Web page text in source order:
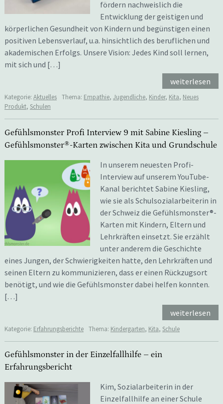
fördern nachweislich die
Entwicklung der geistigen und
körperlichen Gesundheit von Kindern und begünstigen einen
positiven Lebensverlauf, u.a. hinsichtlich des beruflichen und
akademischen Erfolgs. Unsere Vision: Jedes Kind soll lernen,
mit sich und […]
weiterlesen
Kategorie: Aktuelles Thema: Empathie, Jugendliche, Kinder, Kita, Neues
Produkt, Schulen
Gefühlsmonster Profi Interview 9 mit Sabine Kiesling –
Gefühlsmonster®-Karten zwischen Kita und Grundschule
In unserem neuesten Profi-
Interview auf unserem YouTube-
Kanal berichtet Sabine Kiesling,
wie sie als Schulsozialarbeiterin in
der Schweiz die Gefühlsmonster®-
Karten mit Kindern, Eltern und
Lehrkräften einsetzt. Sie erzählt
unter anderem die Geschichte
eines Jungen, der Schwierigkeiten hatte, den Lehrkräften und
seinen Eltern zu kommunizieren, dass er einen Rückzugsort
benötigt, und wie die Gefühlsmonster dabei helfen konnten.
[…]
weiterlesen
Kategorie: Erfahrungsberichte Thema: Kindergarten, Kita, Schule
Gefühlsmonster in der Einzelfallhilfe – ein
Erfahrungsbericht
Kim, Sozialarbeiterin in der
Einzelfallhilfe an einer Schule